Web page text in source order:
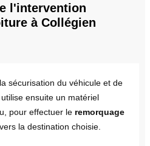
l'intervention
à Collégien
sécurisation du véhicule et de
ensuite un matériel
pour effectuer le remorquage
la destination choisie.